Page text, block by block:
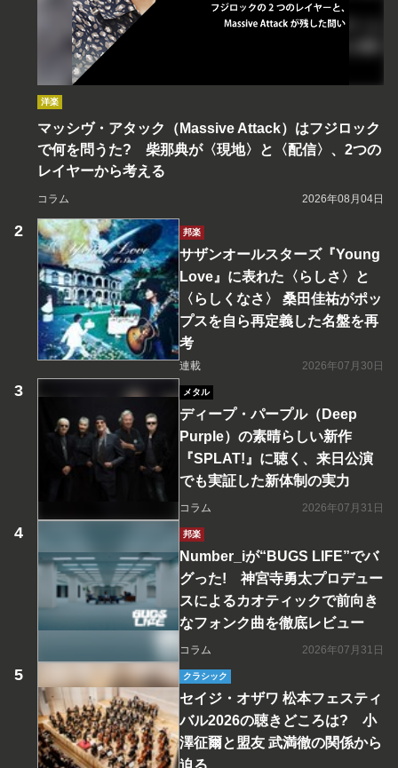
洋楽
マッシヴ・アタック（Massive Attack）はフジロック
で何を問うた? 柴那典が〈現地〉と〈配信〉、2つの
レイヤーから考える
コラム 2026年08月04日
邦楽
サザンオールスターズ『Young
Love』に表れた〈らしさ〉と
〈らしくなさ〉 桑田佳祐がポッ
プスを自ら再定義した名盤を再
考
連載 2026年07月30日
メタル
ディープ・パープル（Deep
Purple）の素晴らしい新作
『SPLAT!』に聴く、来日公演
でも実証した新体制の実力
コラム 2026年07月31日
邦楽
Number_iが“BUGS LIFE”でバ
グった! 神宮寺勇太プロデュー
スによるカオティックで前向き
なフォンク曲を徹底レビュー
コラム 2026年07月31日
クラシック
セイジ・オザワ 松本フェスティ
バル2026の聴きどころは? 小
澤征爾と盟友 武満徹の関係から
迫る